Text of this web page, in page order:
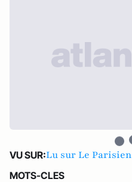
VU SUR:Lu sur Le Parisien
MOTS-CLES